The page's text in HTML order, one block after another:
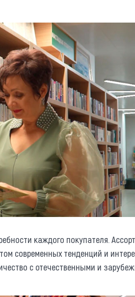
каждого покупателя.
современных тенденций и
с отечественными и